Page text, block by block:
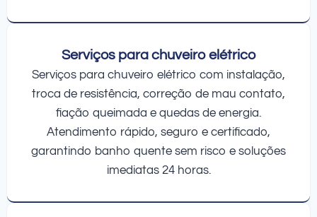
Serviços para chuveiro elétrico
Serviços para chuveiro elétrico com instalação,
troca de resistência, correção de mau contato,
fiação queimada e quedas de energia.
Atendimento rápido, seguro e certificado,
garantindo banho quente sem risco e soluções
imediatas 24 horas.